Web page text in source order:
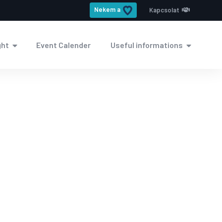
Nekem a Kapcsolat
Event Calender Useful informations